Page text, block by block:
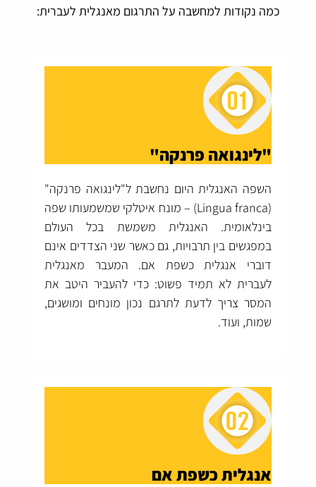
כמה נקודות למחשבה על התרגום מאנגלית לעברית:
"לינגואה פרנקה"
השפה האנגלית היום נחשבת ל"לינגואה פרנקה"
(Lingua franca) – מונח איטלקי שמשמעותו שפה
בינלאומית. האנגלית משמשת בכל העולם
במפגשים בין תרבויות, גם כאשר שני הצדדים אינם
דוברי אנגלית כשפת אם. המעבר מאנגלית
לעברית לא תמיד פשוט: כדי להעביר היטב את
המסר צריך לדעת לתרגם נכון מונחים ומושגים,
שמות, ועוד.
אנגלית כשפת אם